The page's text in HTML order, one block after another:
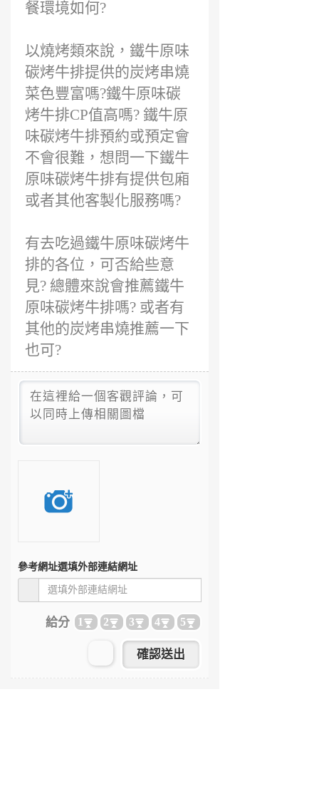
餐環境如何?
以燒烤類來說，鐵牛原味
碳烤牛排提供的炭烤串燒
菜色豐富嗎?鐵牛原味碳
烤牛排CP值高嗎? 鐵牛原
味碳烤牛排預約或預定會
不會很難，想問一下鐵牛
原味碳烤牛排有提供包廂
或者其他客製化服務嗎?
有去吃過鐵牛原味碳烤牛
排的各位，可否給些意
見? 總體來說會推薦鐵牛
原味碳烤牛排嗎? 或者有
其他的炭烤串燒推薦一下
也可?
參考網址選填外部連結網址
給分 1 2 3 4 5